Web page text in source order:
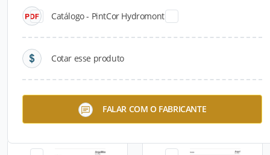
Catálogo - PintCor Hydromont
Cotar esse produto
FALAR COM O FABRICANTE
StoCreativ® Granite
Externo